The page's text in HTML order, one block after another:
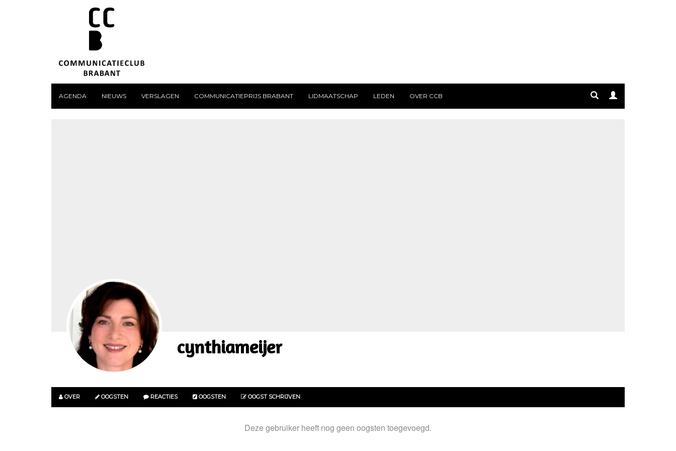
AGENDA NIEUWS VERSLAGEN COMMUNICATIEPRIJS BRABANT LIDMAATSCHAP LEDEN OVER CCB
cynthiameijer
OVER OOGSTEN REACTIES OOGSTEN OOGST SCHRIJVEN
Deze gebruiker heeft nog geen oogsten toegevoegd.